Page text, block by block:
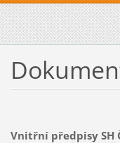
Vnitřní předpisy SH